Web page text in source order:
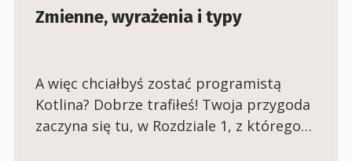
Zmienne, wyrażenia i typy
A więc chciałbyś zostać programistą
Kotlina? Dobrze trafiłeś! Twoja przygoda
zaczyna się tu, w Rozdziale 1, z którego